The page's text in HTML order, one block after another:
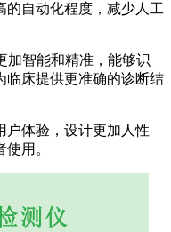
的自动化程度，减少人工
加智能和精准，能够识
临床提供更准确的诊断结
户体验，设计更加人性
用。